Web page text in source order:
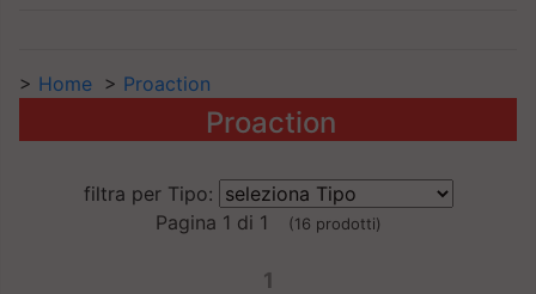
> Home > Proaction
Proaction
filtra per Tipo:
Pagina 1 di 1
(16 prodotti)
1